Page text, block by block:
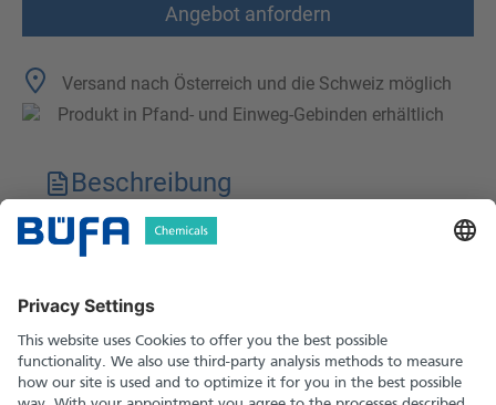
Angebot anfordern
Versand nach Österreich und die Schweiz möglich
Produkt in Pfand- und Einweg-Gebinden erhältlich
Beschreibung
Technische Merkmale
Sicherheitshinweise